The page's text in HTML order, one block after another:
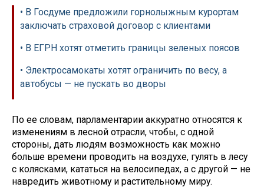
• В Госдуме предложили горнолыжным курортам
заключать страховой договор с клиентами
• В ЕГРН хотят отметить границы зеленых поясов
• Электросамокаты хотят ограничить по весу, а
автобусы — не пускать во дворы
По ее словам, парламентарии аккуратно относятся к
изменениям в лесной отрасли, чтобы, с одной
стороны, дать людям возможность как можно
больше времени проводить на воздухе, гулять в лесу
с колясками, кататься на велосипедах, а с другой — не
навредить животному и растительному миру.